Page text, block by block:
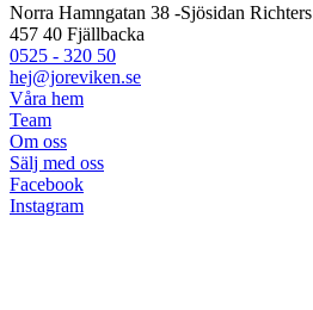
Norra Hamngatan 38 -Sjösidan Richters
457 40 Fjällbacka
0525 - 320 50
hej@joreviken.se
Våra hem
Team
Om oss
Sälj med oss
Facebook
Instagram